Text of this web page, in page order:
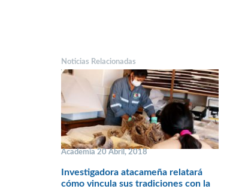
Noticias Relacionadas
Academia 20 Abril, 2018
Investigadora atacameña relatará
cómo vincula sus tradiciones con la